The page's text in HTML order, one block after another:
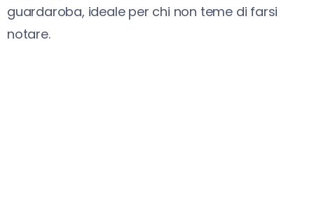
guardaroba, ideale per chi non teme di farsi
notare.